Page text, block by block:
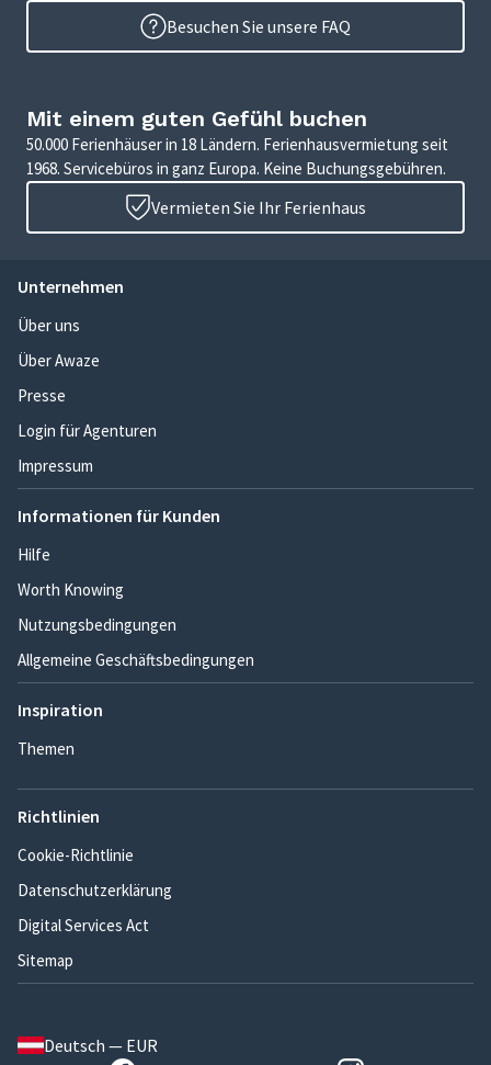
Besuchen Sie unsere FAQ
Mit einem guten Gefühl buchen
50.000 Ferienhäuser in 18 Ländern. Ferienhausvermietung seit
1968. Servicebüros in ganz Europa. Keine Buchungsgebühren.
Vermieten Sie Ihr Ferienhaus
Unternehmen
Über uns
Über Awaze
Presse
Login für Agenturen
Impressum
Informationen für Kunden
Hilfe
Worth Knowing
Nutzungsbedingungen
Allgemeine Geschäftsbedingungen
Inspiration
Themen
Richtlinien
Cookie-Richtlinie
Datenschutzerklärung
Digital Services Act
Sitemap
Deutsch — EUR